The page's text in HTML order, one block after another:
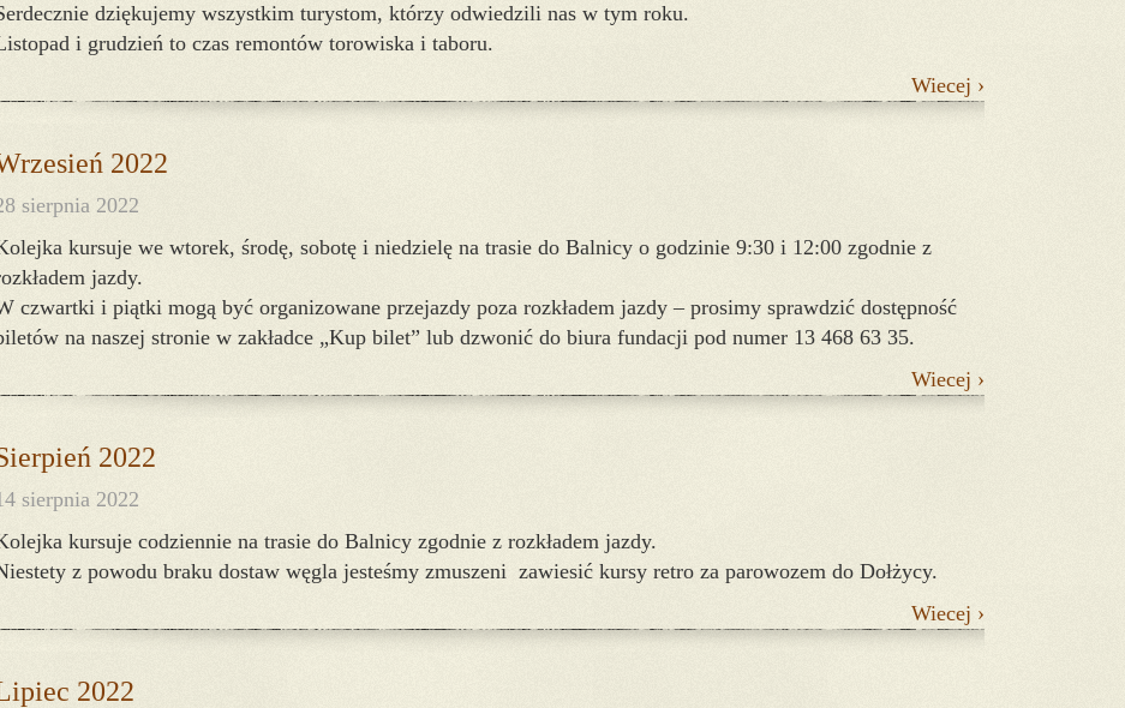
dziękujemy wszystkim turystom, którzy odwiedzili nas w tym roku.
i grudzień to czas remontów torowiska i taboru.
Wiecej ›
2022
sierpnia 2022
kursuje we wtorek, środę, sobotę i niedzielę na trasie do Balnicy o godzinie 9:30 i 12:00 zgodnie z
jazdy.
czwartki i piątki mogą być organizowane przejazdy poza rozkładem jazdy – prosimy sprawdzić dostępność
na naszej stronie w zakładce „Kup bilet” lub dzwonić do biura fundacji pod numer 13 468 63 35.
Wiecej ›
2022
sierpnia 2022
kursuje codziennie na trasie do Balnicy zgodnie z rozkładem jazdy.
z powodu braku dostaw węgla jesteśmy zmuszeni zawiesić kursy retro za parowozem do Dołżycy.
Wiecej ›
2022